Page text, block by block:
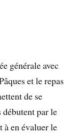
générale avec
et le repas
de se
par le
à en évaluer le